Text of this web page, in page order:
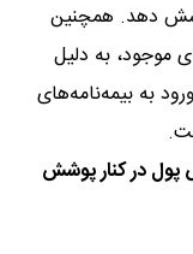
دهد. همچنین
موجود، به دلیل
به بیمه‌نامه‌های
پول در کنار پوشش